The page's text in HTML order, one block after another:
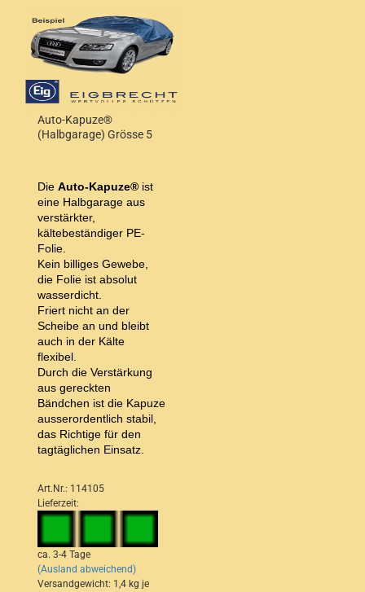
Auto-Kapuze®
(Halbgarage) Grösse 5
Die Auto-Kapuze® ist
eine Halbgarage aus
verstärkter,
kältebeständiger PE-
Folie.
Kein billiges Gewebe,
die Folie ist absolut
wasserdicht.
Friert nicht an der
Scheibe an und bleibt
auch in der Kälte
flexibel.
Durch die Verstärkung
aus gereckten
Bändchen ist die Kapuze
ausserordentlich stabil,
das Richtige für den
tagtäglichen Einsatz.
Art.Nr.: 114105
Lieferzeit:
ca. 3-4 Tage
(Ausland abweichend)
Versandgewicht: 1,4 kg je